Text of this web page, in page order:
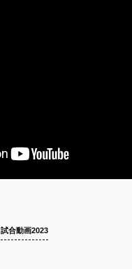
試合動画2023